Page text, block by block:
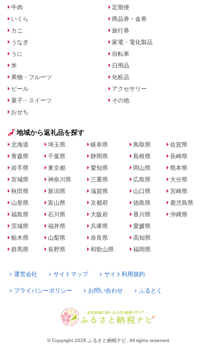
牛肉
いくら
カニ
うなぎ
うに
米
果物・フルーツ
ビール
菓子・スイーツ
おせち
定期便
商品券・金券
旅行券
家電・電化製品
自転車
日用品
化粧品
アクセサリー
その他
地域から返礼品を探す
北海道
青森県
岩手県
宮城県
秋田県
山形県
福島県
茨城県
栃木県
群馬県
埼玉県
千葉県
東京都
神奈川県
新潟県
富山県
石川県
福井県
山梨県
長野県
岐阜県
静岡県
愛知県
三重県
滋賀県
京都府
大阪府
兵庫県
奈良県
和歌山県
鳥取県
島根県
岡山県
広島県
山口県
徳島県
香川県
愛媛県
高知県
福岡県
佐賀県
長崎県
熊本県
大分県
宮崎県
鹿児島県
沖縄県
運営会社 サイトマップ サイト利用規約
プライバシーポリシー お問い合わせ ふるとく
© Copyright 2026 ふるさと納税ナビ. All rights reserved.